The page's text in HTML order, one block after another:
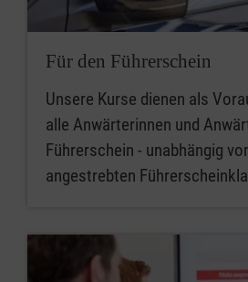
Für den Führerschein
Unsere Kurse dienen als
alle Anwärterinnen und
Führerschein - unabhängig
angestrebten